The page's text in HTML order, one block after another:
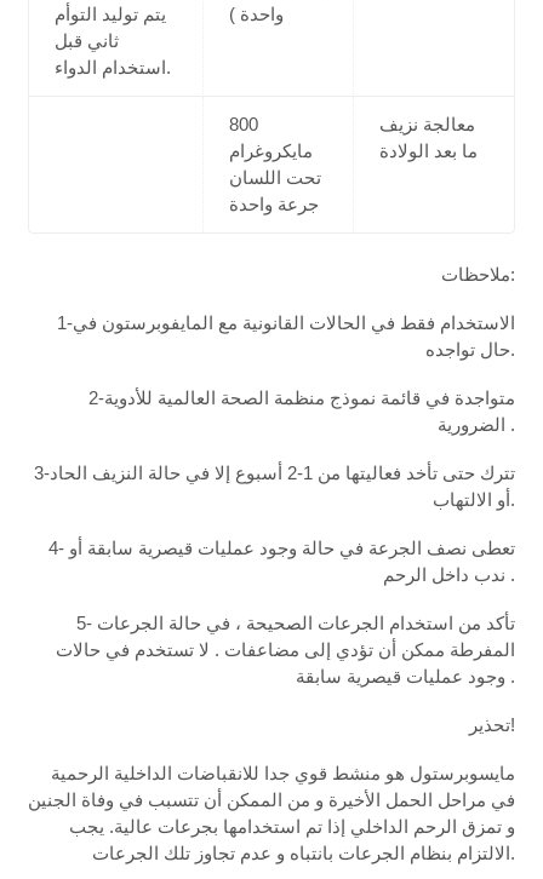
يتم توليد التوأم
ثاني قبل
استخدام الدواء.
واحدة )
800
مايكروغرام
تحت اللسان
جرعة واحدة
معالجة نزيف
ما بعد الولادة
ملاحظات:
1-الاستخدام فقط في الحالات القانونية مع المايفوبرستون في
حال تواجده.
2-متواجدة في قائمة نموذج منظمة الصحة العالمية للأدوية
الضرورية .
3-تترك حتى تأخد فعاليتها من 1-2 أسبوع إلا في حالة النزيف الحاد
أو الالتهاب.
4- تعطى نصف الجرعة في حالة وجود عمليات قيصرية سابقة أو
ندب داخل الرحم .
5- تأكد من استخدام الجرعات الصحيحة ، في حالة الجرعات
المفرطة ممكن أن تؤدي إلى مضاعفات . لا تستخدم في حالات
وجود عمليات قيصرية سابقة .
تحذير!
مايسوبرستول هو منشط قوي جدا للانقباضات الداخلية الرحمية
في مراحل الحمل الأخيرة و من الممكن أن تتسبب في وفاة الجنين
و تمزق الرحم الداخلي إذا تم استخدامها بجرعات عالية. يجب
الالتزام بنظام الجرعات بانتباه و عدم تجاوز تلك الجرعات.